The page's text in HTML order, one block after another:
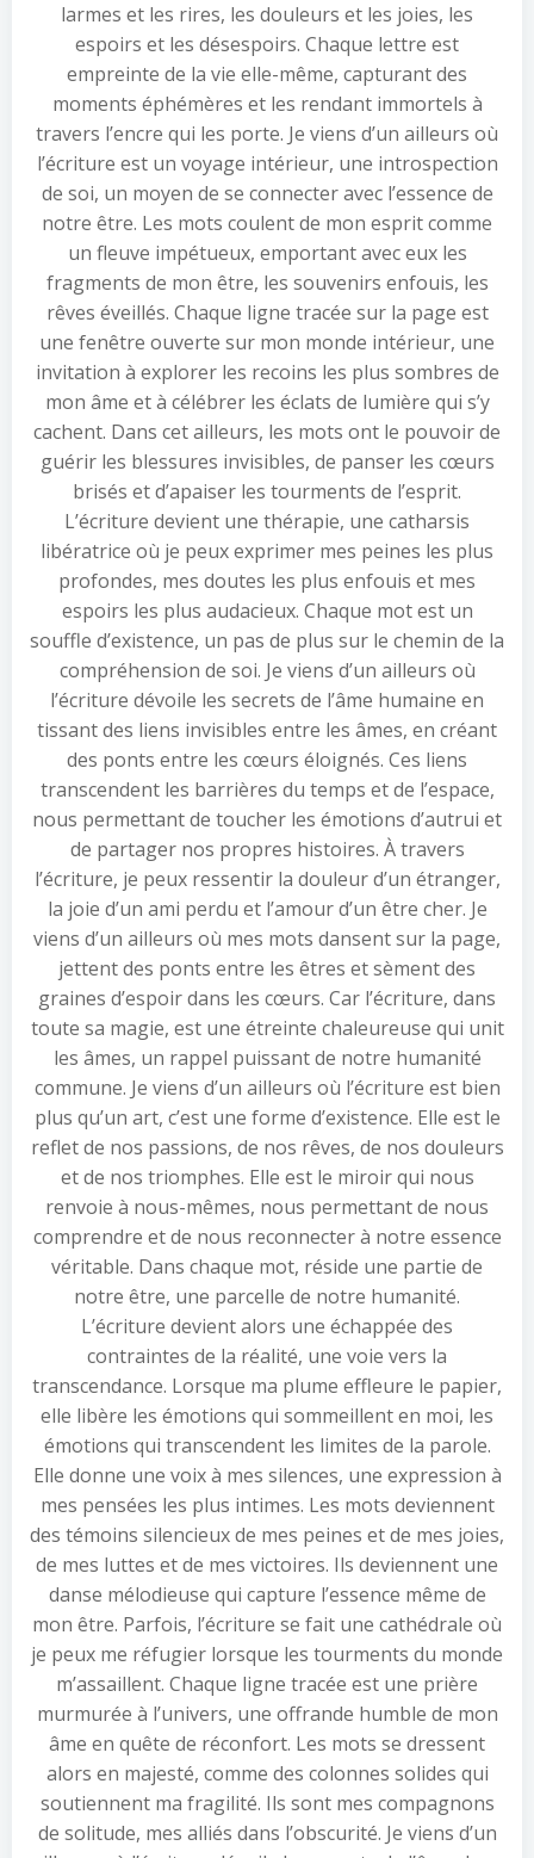
larmes et les rires, les douleurs et les joies, les
espoirs et les désespoirs. Chaque lettre est
empreinte de la vie elle-même, capturant des
moments éphémères et les rendant immortels à
travers l’encre qui les porte. Je viens d’un ailleurs où
l’écriture est un voyage intérieur, une introspection
de soi, un moyen de se connecter avec l’essence de
notre être. Les mots coulent de mon esprit comme
un fleuve impétueux, emportant avec eux les
fragments de mon être, les souvenirs enfouis, les
rêves éveillés. Chaque ligne tracée sur la page est
une fenêtre ouverte sur mon monde intérieur, une
invitation à explorer les recoins les plus sombres de
mon âme et à célébrer les éclats de lumière qui s’y
cachent. Dans cet ailleurs, les mots ont le pouvoir de
guérir les blessures invisibles, de panser les cœurs
brisés et d’apaiser les tourments de l’esprit.
L’écriture devient une thérapie, une catharsis
libératrice où je peux exprimer mes peines les plus
profondes, mes doutes les plus enfouis et mes
espoirs les plus audacieux. Chaque mot est un
souffle d’existence, un pas de plus sur le chemin de la
compréhension de soi. Je viens d’un ailleurs où
l’écriture dévoile les secrets de l’âme humaine en
tissant des liens invisibles entre les âmes, en créant
des ponts entre les cœurs éloignés. Ces liens
transcendent les barrières du temps et de l’espace,
nous permettant de toucher les émotions d’autrui et
de partager nos propres histoires. À travers
l’écriture, je peux ressentir la douleur d’un étranger,
la joie d’un ami perdu et l’amour d’un être cher. Je
viens d’un ailleurs où mes mots dansent sur la page,
jettent des ponts entre les êtres et sèment des
graines d’espoir dans les cœurs. Car l’écriture, dans
toute sa magie, est une étreinte chaleureuse qui unit
les âmes, un rappel puissant de notre humanité
commune. Je viens d’un ailleurs où l’écriture est bien
plus qu’un art, c’est une forme d’existence. Elle est le
reflet de nos passions, de nos rêves, de nos douleurs
et de nos triomphes. Elle est le miroir qui nous
renvoie à nous-mêmes, nous permettant de nous
comprendre et de nous reconnecter à notre essence
véritable. Dans chaque mot, réside une partie de
notre être, une parcelle de notre humanité.
L’écriture devient alors une échappée des
contraintes de la réalité, une voie vers la
transcendance. Lorsque ma plume effleure le papier,
elle libère les émotions qui sommeillent en moi, les
émotions qui transcendent les limites de la parole.
Elle donne une voix à mes silences, une expression à
mes pensées les plus intimes. Les mots deviennent
des témoins silencieux de mes peines et de mes joies,
de mes luttes et de mes victoires. Ils deviennent une
danse mélodieuse qui capture l’essence même de
mon être. Parfois, l’écriture se fait une cathédrale où
je peux me réfugier lorsque les tourments du monde
m’assaillent. Chaque ligne tracée est une prière
murmurée à l’univers, une offrande humble de mon
âme en quête de réconfort. Les mots se dressent
alors en majesté, comme des colonnes solides qui
soutiennent ma fragilité. Ils sont mes compagnons
de solitude, mes alliés dans l’obscurité. Je viens d’un